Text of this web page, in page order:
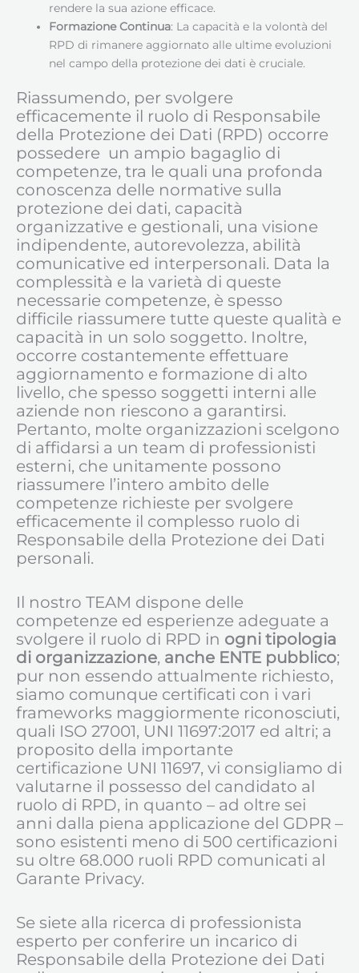
rendere la sua azione efficace.
Formazione Continua: La capacità e la volontà del
RPD di rimanere aggiornato alle ultime evoluzioni
nel campo della protezione dei dati è cruciale.
Riassumendo, per svolgere
efficacemente il ruolo di Responsabile
della Protezione dei Dati (RPD) occorre
possedere un ampio bagaglio di
competenze, tra le quali una profonda
conoscenza delle normative sulla
protezione dei dati, capacità
organizzative e gestionali, una visione
indipendente, autorevolezza, abilità
comunicative ed interpersonali. Data la
complessità e la varietà di queste
necessarie competenze, è spesso
difficile riassumere tutte queste qualità e
capacità in un solo soggetto. Inoltre,
occorre costantemente effettuare
aggiornamento e formazione di alto
livello, che spesso soggetti interni alle
aziende non riescono a garantirsi.
Pertanto, molte organizzazioni scelgono
di affidarsi a un team di professionisti
esterni, che unitamente possono
riassumere l’intero ambito delle
competenze richieste per svolgere
efficacemente il complesso ruolo di
Responsabile della Protezione dei Dati
personali.
Il nostro TEAM dispone delle
competenze ed esperienze adeguate a
svolgere il ruolo di RPD in ogni tipologia
di organizzazione, anche ENTE pubblico;
pur non essendo attualmente richiesto,
siamo comunque certificati con i vari
frameworks maggiormente riconosciuti,
quali ISO 27001, UNI 11697:2017 ed altri; a
proposito della importante
certificazione UNI 11697, vi consigliamo di
valutarne il possesso del candidato al
ruolo di RPD, in quanto – ad oltre sei
anni dalla piena applicazione del GDPR –
sono esistenti meno di 500 certificazioni
su oltre 68.000 ruoli RPD comunicati al
Garante Privacy.
Se siete alla ricerca di professionista
esperto per conferire un incarico di
Responsabile della Protezione dei Dati